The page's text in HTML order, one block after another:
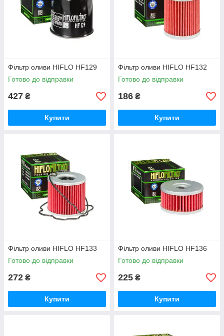
Фільтр оливи HIFLO HF129
Готово до відправки
427 ₴
Купити
Фільтр оливи HIFLO HF132
Готово до відправки
186 ₴
Купити
Фільтр оливи HIFLO HF133
Готово до відправки
272 ₴
Купити
Фільтр оливи HIFLO HF136
Готово до відправки
225 ₴
Купити